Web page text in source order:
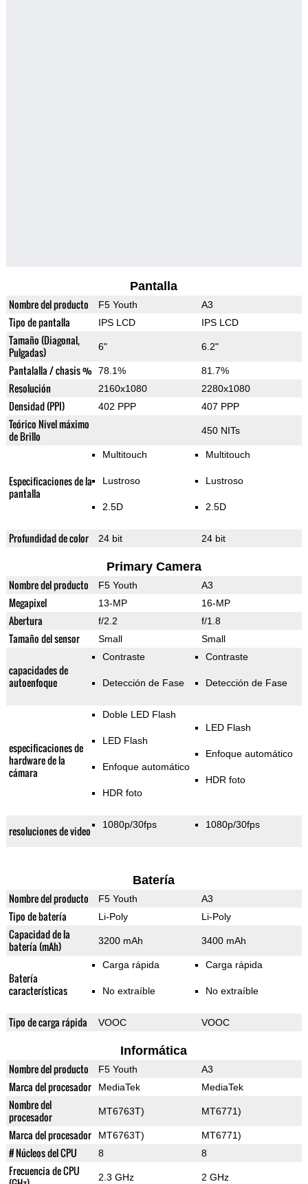
Pantalla
Nombre del producto F5 Youth A3
Tipo de pantalla IPS LCD IPS LCD
Tamaño (Diagonal,
Pulgadas)
6" 6.2"
Pantalalla / chasis % 78.1% 81.7%
Resolución 2160x1080 2280x1080
Densidad (PPI) 402 PPP 407 PPP
Teórico Nivel máximo
de Brillo
450 NITs
Especificaciones de la
pantalla
Multitouch
Lustroso
2.5D
Multitouch
Lustroso
2.5D
Profundidad de color 24 bit 24 bit
Primary Camera
Nombre del producto F5 Youth A3
Megapixel 13-MP 16-MP
Abertura f/2.2 f/1.8
Tamaño del sensor Small Small
capacidades de
autoenfoque
Contraste
Detección de Fase
Contraste
Detección de Fase
especificaciones de
hardware de la
cámara
Doble LED Flash
LED Flash
Enfoque automático
HDR foto
LED Flash
Enfoque automático
HDR foto
resoluciones de video 1080p/30fps 1080p/30fps
Batería
Nombre del producto F5 Youth A3
Tipo de batería Li-Poly Li-Poly
Capacidad de la
batería (mAh)
3200 mAh 3400 mAh
Batería
características
Carga rápida
No extraíble
Carga rápida
No extraíble
Tipo de carga rápida VOOC VOOC
Informática
Nombre del producto F5 Youth A3
Marca del procesador MediaTek MediaTek
Nombre del
procesador
MT6763T) MT6771)
Marca del procesador MT6763T) MT6771)
# Núcleos del CPU 8 8
Frecuencia de CPU
2.3 GHz 2 GHz